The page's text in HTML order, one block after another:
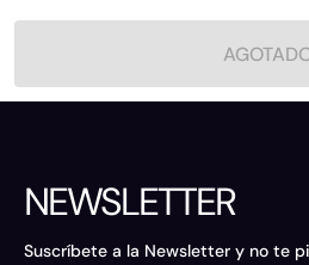
NEWSLETTER
Suscríbete a la Newsletter y no te